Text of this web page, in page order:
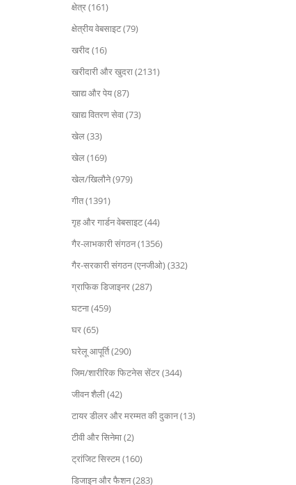
क्षेत्र (161)
क्षेत्रीय वेबसाइट (79)
खरीद (16)
खरीदारी और खुदरा (2131)
खाद्य और पेय (87)
खाद्य वितरण सेवा (73)
खेल (33)
खेल (169)
खेल/खिलौने (979)
गीत (1391)
गृह और गार्डन वेबसाइट (44)
गैर-लाभकारी संगठन (1356)
गैर-सरकारी संगठन (एनजीओ) (332)
ग्राफिक डिजाइनर (287)
घटना (459)
घर (65)
घरेलू आपूर्ति (290)
जिम/शारीरिक फिटनेस सेंटर (344)
जीवन शैली (42)
टायर डीलर और मरम्मत की दुकान (13)
टीवी और सिनेमा (2)
ट्रांजिट सिस्टम (160)
डिजाइन और फैशन (283)